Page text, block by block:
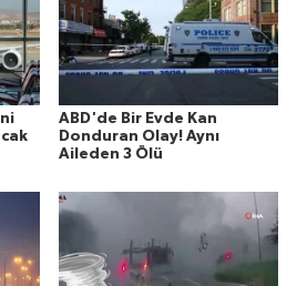
ABD'de Bir Evde Kan
Donduran Olay! Aynı
Aileden 3 Ölü